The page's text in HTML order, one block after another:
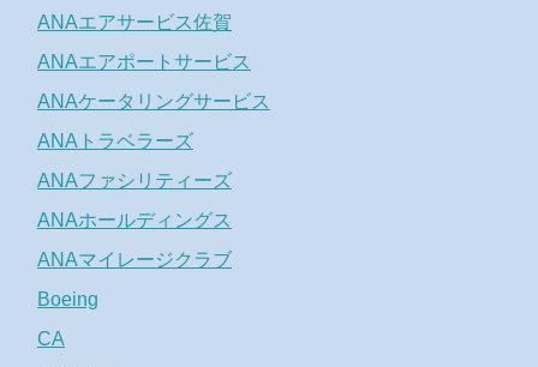
ANAエアサービス佐賀
ANAエアポートサービス
ANAケータリングサービス
ANAトラベラーズ
ANAファシリティーズ
ANAホールディングス
ANAマイレージクラブ
Boeing
CA